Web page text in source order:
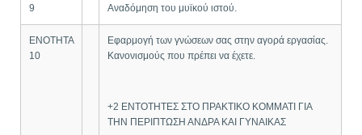
9
Αναδόμηση του μυϊκού ιστού.
ΕΝΟΤΗΤΑ
10
Εφαρμογή των γνώσεων σας στην αγορά εργασίας.
Κανονισμούς που πρέπει να έχετε.
+2 ΕΝΤΟΤΗΤΕΣ ΣΤΟ ΠΡΑΚΤΙΚΟ ΚΟΜΜΑΤΙ ΓΙΑ
ΤΗΝ ΠΕΡΙΠΤΩΣΗ ΑΝΔΡΑ ΚΑΙ ΓΥΝΑΙΚΑΣ